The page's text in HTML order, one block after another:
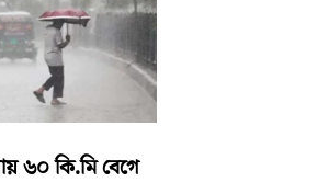
৬০ কি.মি বেগে